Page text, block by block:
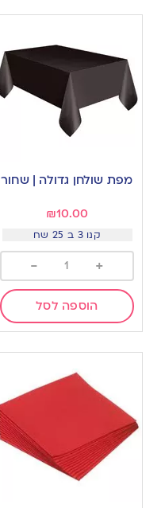
מפת שולחן גדולה | שחור
₪10.00
קנו 3 ב 25 שח
+
-
הוספה לסל